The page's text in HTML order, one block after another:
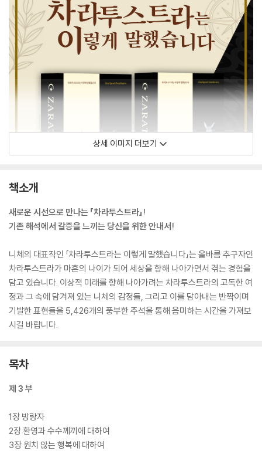
상세 이미지 더보기
책소개
새로운 시선으로 만나는 「차라투스트라」!
기존 해석에서 갈증을 느끼는 당신을 위한 안내서!
니체의 대표작인 「차라투스트라는 이렇게 말했습니다」는 올바름 추구자인
차라투스트라가 마흔의 나이가 되어 세상을 향해 나아가면서 겪는 경험을
담고 있습니다. 이상적 미래를 향해 나아가려는 차라투스트라의 고독한 여
정과 그 속에 담겨져 있는 니체의 감정들, 그리고 이를 담아내는 반짝이며
기발한 표현들을 5,426개의 풍부한 주석을 통해 음미하는 시간을 가져보
시길 바랍니다.
목차
제 3 부
1장 방랑자
2장 환영과 수수께끼에 대하여
3장 원치 않는 행복에 대하여